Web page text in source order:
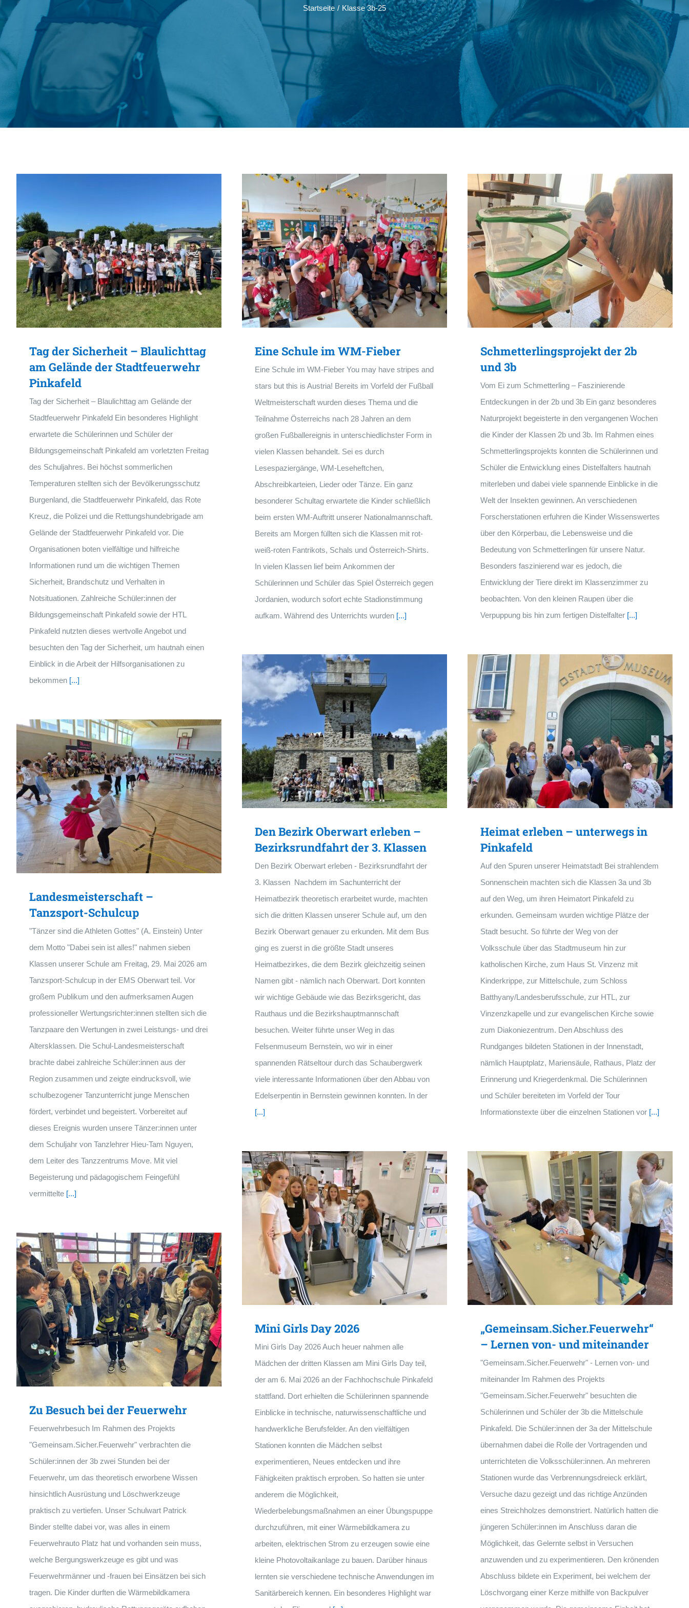
Startseite / Klasse 3b-25
Tag der Sicherheit – Blaulichttag
am Gelände der Stadtfeuerwehr
Pinkafeld
Tag der Sicherheit – Blaulichttag am Gelände der
Stadtfeuerwehr Pinkafeld Ein besonderes Highlight
erwartete die Schülerinnen und Schüler der
Bildungsgemeinschaft Pinkafeld am vorletzten Freitag
des Schuljahres. Bei höchst sommerlichen
Temperaturen stellten sich der Bevölkerungsschutz
Burgenland, die Stadtfeuerwehr Pinkafeld, das Rote
Kreuz, die Polizei und die Rettungshundebrigade am
Gelände der Stadtfeuerwehr Pinkafeld vor. Die
Organisationen boten vielfältige und hilfreiche
Informationen rund um die wichtigen Themen
Sicherheit, Brandschutz und Verhalten in
Notsituationen. Zahlreiche Schüler:innen der
Bildungsgemeinschaft Pinkafeld sowie der HTL
Pinkafeld nutzten dieses wertvolle Angebot und
besuchten den Tag der Sicherheit, um hautnah einen
Einblick in die Arbeit der Hilfsorganisationen zu
bekommen [...]
Eine Schule im WM-Fieber
Eine Schule im WM-Fieber You may have stripes and
stars but this is Austria! Bereits im Vorfeld der Fußball
Weltmeisterschaft wurden dieses Thema und die
Teilnahme Österreichs nach 28 Jahren an dem
großen Fußballereignis in unterschiedlichster Form in
vielen Klassen behandelt. Sei es durch
Lesespaziergänge, WM-Leseheftchen,
Abschreibkarteien, Lieder oder Tänze. Ein ganz
besonderer Schultag erwartete die Kinder schließlich
beim ersten WM-Auftritt unserer Nationalmannschaft.
Bereits am Morgen füllten sich die Klassen mit rot-
weiß-roten Fantrikots, Schals und Österreich-Shirts.
In vielen Klassen lief beim Ankommen der
Schülerinnen und Schüler das Spiel Österreich gegen
Jordanien, wodurch sofort echte Stadionstimmung
aufkam. Während des Unterrichts wurden [...]
Schmetterlingsprojekt der 2b
und 3b
Vom Ei zum Schmetterling – Faszinierende
Entdeckungen in der 2b und 3b Ein ganz besonderes
Naturprojekt begeisterte in den vergangenen Wochen
die Kinder der Klassen 2b und 3b. Im Rahmen eines
Schmetterlingsprojekts konnten die Schülerinnen und
Schüler die Entwicklung eines Distelfalters hautnah
miterleben und dabei viele spannende Einblicke in die
Welt der Insekten gewinnen. An verschiedenen
Forscherstationen erfuhren die Kinder Wissenswertes
über den Körperbau, die Lebensweise und die
Bedeutung von Schmetterlingen für unsere Natur.
Besonders faszinierend war es jedoch, die
Entwicklung der Tiere direkt im Klassenzimmer zu
beobachten. Von den kleinen Raupen über die
Verpuppung bis hin zum fertigen Distelfalter [...]
Den Bezirk Oberwart erleben –
Bezirksrundfahrt der 3. Klassen
Den Bezirk Oberwart erleben - Bezirksrundfahrt der
3. Klassen Nachdem im Sachunterricht der
Heimatbezirk theoretisch erarbeitet wurde, machten
sich die dritten Klassen unserer Schule auf, um den
Bezirk Oberwart genauer zu erkunden. Mit dem Bus
ging es zuerst in die größte Stadt unseres
Heimatbezirkes, die dem Bezirk gleichzeitig seinen
Namen gibt - nämlich nach Oberwart. Dort konnten
wir wichtige Gebäude wie das Bezirksgericht, das
Rauthaus und die Bezirkshauptmannschaft
besuchen. Weiter führte unser Weg in das
Felsenmuseum Bernstein, wo wir in einer
spannenden Rätseltour durch das Schaubergwerk
viele interessante Informationen über den Abbau von
Edelserpentin in Bernstein gewinnen konnten. In der
[...]
Heimat erleben – unterwegs in
Pinkafeld
Auf den Spuren unserer Heimatstadt Bei strahlendem
Sonnenschein machten sich die Klassen 3a und 3b
auf den Weg, um ihren Heimatort Pinkafeld zu
erkunden. Gemeinsam wurden wichtige Plätze der
Stadt besucht. So führte der Weg von der
Volksschule über das Stadtmuseum hin zur
katholischen Kirche, zum Haus St. Vinzenz mit
Kinderkrippe, zur Mittelschule, zum Schloss
Batthyany/Landesberufsschule, zur HTL, zur
Vinzenzkapelle und zur evangelischen Kirche sowie
zum Diakoniezentrum. Den Abschluss des
Rundganges bildeten Stationen in der Innenstadt,
nämlich Hauptplatz, Mariensäule, Rathaus, Platz der
Erinnerung und Kriegerdenkmal. Die Schülerinnen
und Schüler bereiteten im Vorfeld der Tour
Informationstexte über die einzelnen Stationen vor [...]
Landesmeisterschaft –
Tanzsport-Schulcup
"Tänzer sind die Athleten Gottes" (A. Einstein) Unter
dem Motto "Dabei sein ist alles!" nahmen sieben
Klassen unserer Schule am Freitag, 29. Mai 2026 am
Tanzsport-Schulcup in der EMS Oberwart teil. Vor
großem Publikum und den aufmerksamen Augen
professioneller Wertungsrichter:innen stellten sich die
Tanzpaare den Wertungen in zwei Leistungs- und drei
Altersklassen. Die Schul-Landesmeisterschaft
brachte dabei zahlreiche Schüler:innen aus der
Region zusammen und zeigte eindrucksvoll, wie
schulbezogener Tanzunterricht junge Menschen
fördert, verbindet und begeistert. Vorbereitet auf
dieses Ereignis wurden unsere Tänzer:innen unter
dem Schuljahr von Tanzlehrer Hieu-Tam Nguyen,
dem Leiter des Tanzzentrums Move. Mit viel
Begeisterung und pädagogischem Feingefühl
vermittelte [...]
Mini Girls Day 2026
Mini Girls Day 2026 Auch heuer nahmen alle
Mädchen der dritten Klassen am Mini Girls Day teil,
der am 6. Mai 2026 an der Fachhochschule Pinkafeld
stattfand. Dort erhielten die Schülerinnen spannende
Einblicke in technische, naturwissenschaftliche und
handwerkliche Berufsfelder. An den vielfältigen
Stationen konnten die Mädchen selbst
experimentieren, Neues entdecken und ihre
Fähigkeiten praktisch erproben. So hatten sie unter
anderem die Möglichkeit,
Wiederbelebungsmaßnahmen an einer Übungspuppe
durchzuführen, mit einer Wärmebildkamera zu
arbeiten, elektrischen Strom zu erzeugen sowie eine
kleine Photovoltaikanlage zu bauen. Darüber hinaus
lernten sie verschiedene technische Anwendungen im
Sanitärbereich kennen. Ein besonderes Highlight war
„Gemeinsam.Sicher.Feuerwehr“
– Lernen von- und miteinander
"Gemeinsam.Sicher.Feuerwehr" - Lernen von- und
miteinander Im Rahmen des Projekts
"Gemeinsam.Sicher.Feuerwehr" besuchten die
Schülerinnen und Schüler der 3b die Mittelschule
Pinkafeld. Die Schüler:innen der 3a der Mittelschule
übernahmen dabei die Rolle der Vortragenden und
unterrichteten die Volksschüler:innen. An mehreren
Stationen wurde das Verbrennungsdreieck erklärt,
Versuche dazu gezeigt und das richtige Anzünden
eines Streichholzes demonstriert. Natürlich hatten die
jüngeren Schüler:innen im Anschluss daran die
Möglichkeit, das Gelernte selbst in Versuchen
anzuwenden und zu experimentieren. Den krönenden
Abschluss bildete ein Experiment, bei welchem der
Löschvorgang einer Kerze mithilfe von Backpulver
Zu Besuch bei der Feuerwehr
Feuerwehrbesuch Im Rahmen des Projekts
"Gemeinsam.Sicher.Feuerwehr" verbrachten die
Schüler:innen der 3b zwei Stunden bei der
Feuerwehr, um das theoretisch erworbene Wissen
hinsichtlich Ausrüstung und Löschwerkzeuge
praktisch zu vertiefen. Unser Schulwart Patrick
Binder stellte dabei vor, was alles in einem
Feuerwehrauto Platz hat und vorhanden sein muss,
welche Bergungswerkzeuge es gibt und was
Feuerwehrmänner und -frauen bei Einsätzen bei sich
tragen. Die Kinder durften die Wärmebildkamera